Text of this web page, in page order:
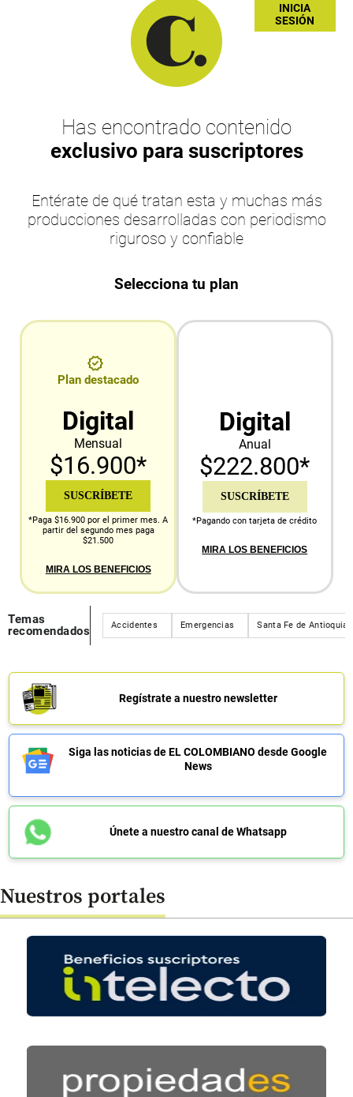
INICIA
SESIÓN
Has encontrado contenido
exclusivo para suscriptores
Entérate de qué tratan esta y muchas más
producciones desarrolladas con periodismo
riguroso y confiable
Selecciona tu plan
Plan destacado
Digital
Mensual
$16.900*
SUSCRÍBETE
*Paga $16.900 por el primer mes. A
partir del segundo mes paga
$21.500
MIRA LOS BENEFICIOS
Digital
Anual
$222.800*
SUSCRÍBETE
*Pagando con tarjeta de crédito
MIRA LOS BENEFICIOS
Temas
recomendados
Accidentes Emergencias Santa Fe de Antioquia
Regístrate a nuestro newsletter
Siga las noticias de EL COLOMBIANO desde Google
News
Únete a nuestro canal de Whatsapp
Nuestros portales